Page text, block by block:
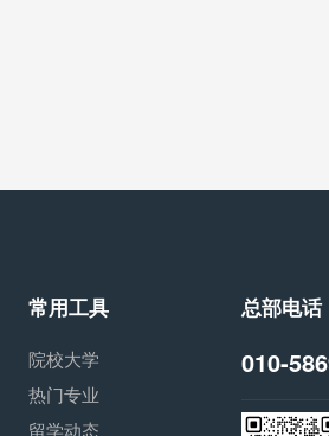
常用工具
院校大学
热门专业
留学动态
总部电话
010-